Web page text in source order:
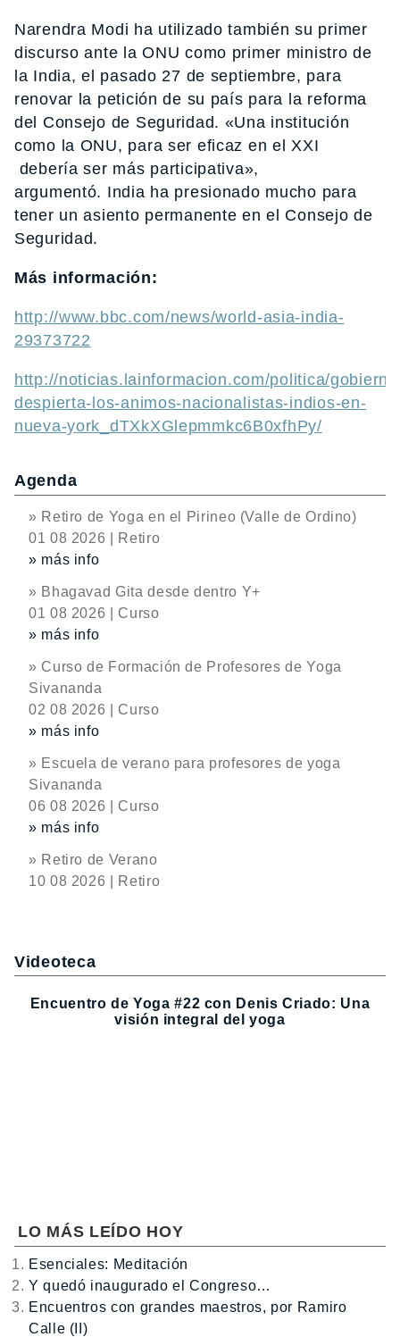
Narendra Modi ha utilizado también su primer
discurso ante la ONU como primer ministro de
la India, el pasado 27 de septiembre, para
renovar la petición de su país para la reforma
del Consejo de Seguridad. «Una institución
como la ONU, para ser eficaz en el XXI
debería ser más participativa»,
argumentó. India ha presionado mucho para
tener un asiento permanente en el Consejo de
Seguridad.
Más información:
http://www.bbc.com/news/world-asia-india-
29373722
http://noticias.lainformacion.com/politica/
despierta-los-animos-nacionalistas-indios-en-
nueva-york_dTXkXGlepmmkc6B0xfhPy/
Agenda
» Retiro de Yoga en el Pirineo (Valle de Ordino)
01 08 2026 | Retiro
» más info
» Bhagavad Gita desde dentro Y+
01 08 2026 | Curso
» más info
» Curso de Formación de Profesores de Yoga
Sivananda
02 08 2026 | Curso
» más info
» Escuela de verano para profesores de yoga
Sivananda
06 08 2026 | Curso
» más info
» Retiro de Verano
10 08 2026 | Retiro
Videoteca
Encuentro de Yoga #22 con Denis Criado: Una
visión integral del yoga
LO MÁS LEÍDO HOY
Esenciales: Meditación
Y quedó inaugurado el Congreso…
Encuentros con grandes maestros, por Ramiro
Calle (II)